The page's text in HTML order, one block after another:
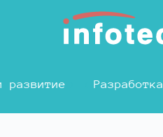
развитие Разработка